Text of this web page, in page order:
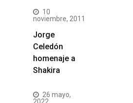
10
noviembre, 2011
Jorge
Celedón
homenaje a
Shakira
26 mayo,